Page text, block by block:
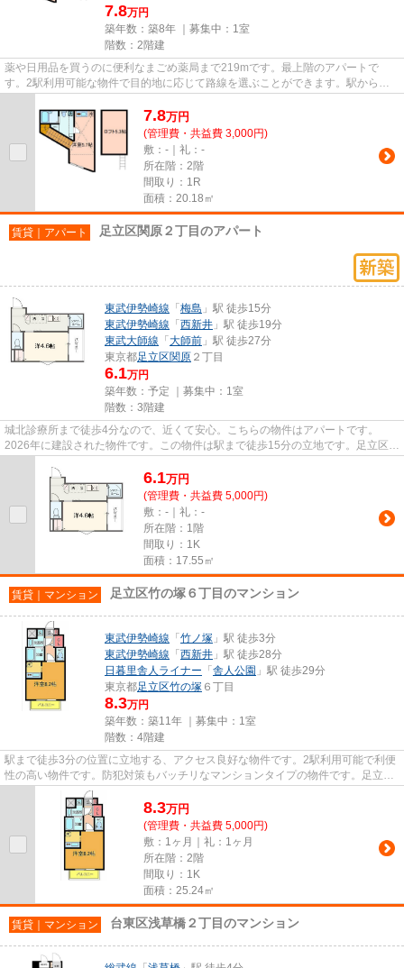
7.8万円
築年数：築8年 ｜募集中： 1室
階数：2階建
薬や日用品を買うのに便利なまごめ薬局まで219mです。最上階のアパートで
す。2駅利用可能な物件で目的地に応じて路線を選ぶことができます。駅から徒
7.8万円
(管理費・共益費 3,000円)
敷：-｜礼：-
所在階：2階
間取り：1R
面積：20.18㎡
賃貸｜アパート 足立区関原２丁目のアパート
東武伊勢崎線 「 梅島 」駅 徒歩15分
東武伊勢崎線 「 西新井 」駅 徒歩19分
東武大師線 「 大師前 」駅 徒歩27分
東京都足立区関原 ２丁目
6.1万円
築年数：予定 ｜募集中： 1室
階数：3階建
城北診療所まで徒歩4分なので、近くて安心。こちらの物件はアパートです。
2026年に建設された物件です。この物件は駅まで徒歩15分の立地です。足立区エ
6.1万円
(管理費・共益費 5,000円)
敷：-｜礼：-
所在階：1階
間取り：1K
面積：17.55㎡
賃貸｜マンション 足立区竹の塚６丁目のマンション
東武伊勢崎線 「 竹ノ塚 」駅 徒歩3分
東武伊勢崎線 「 西新井 」駅 徒歩28分
日暮里舎人ライナー 「 舎人公園 」駅 徒歩29分
東京都足立区竹の塚 ６丁目
8.3万円
築年数：築11年 ｜募集中： 1室
階数：4階建
駅まで徒歩3分の位置に立地する、アクセス良好な物件です。2駅利用可能で利便
性の高い物件です。防犯対策もバッチリなマンションタイプの物件です。足立区
エリアと東武伊勢崎線竹ノ塚...
8.3万円
(管理費・共益費 5,000円)
敷：1ヶ月｜礼：1ヶ月
所在階：2階
間取り：1K
面積：25.24㎡
賃貸｜マンション 台東区浅草橋２丁目のマンション